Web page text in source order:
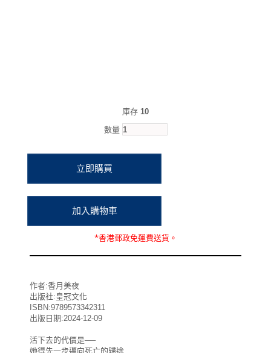
庫存 10
數量
*香港郵政免運費送貨。
作者:香月美夜
出版社:皇冠文化
ISBN:9789573342311
出版日期:2024-12-09
活下去的代價是──
她得先一步邁向死亡的歸途……